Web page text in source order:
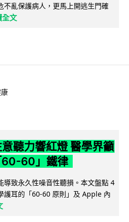
不亂保護病人，更馬上開逃生門確
全文
聽力響紅燈 醫學界籲
60-60」鐵律
導致永久性噪音性聽損。本文盤點 4
護耳的「60-60 原則」及 Apple 內